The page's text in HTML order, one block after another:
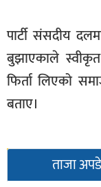
भिडियो
अन्य
समाज
विचार
स्वास्थ्य
पार्टी संसदीय
बुझाएकाले
फिर्ता लिएको
बताए।
ताजा